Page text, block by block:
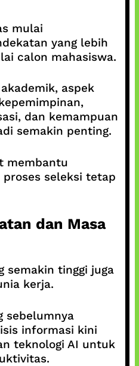
mulai
yang lebih
calon mahasiswa.
aspek
dan kemampuan
semakin penting.
membantu
seleksi tetap
dan Masa
semakin tinggi juga
kerja.
sebelumnya
informasi kini
teknologi AI untuk